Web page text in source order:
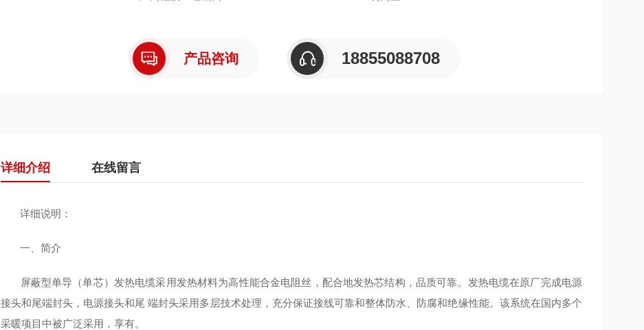
18.5w/m。 2、绝缘层： 发热电缆耐高温绝缘层采用双层绝缘结构，绝缘层的质量好坏直接影响到
发热电缆的使用寿命，耐高温发热电缆绝缘层通过反复试验，在......
产品咨询 18855088708
详细介绍 在线留言
详细说明：
一、简介
屏蔽型单导（单芯）发热电缆采用发热材料为高性能合金电阻丝，配合地发热芯结构，品质可靠。发热电缆在原厂完成电源
接头和尾端封头，电源接头和尾 端封头采用多层技术处理，充分保证接线可靠和整体防水、防腐和绝缘性能。该系统在国内多个
采暖项目中被广泛采用，享有。